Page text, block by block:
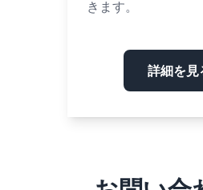
きます。
詳細を見